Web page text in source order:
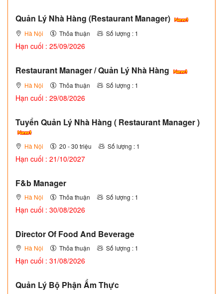
Quản Lý Nhà Hàng (Restaurant Manager)
Hà Nội Thỏa thuận Số lượng : 1
Hạn cuối : 25/09/2026
Restaurant Manager / Quản Lý Nhà Hàng
Hà Nội Thỏa thuận Số lượng : 1
Hạn cuối : 29/08/2026
Tuyển Quản Lý Nhà Hàng ( Restaurant Manager )
Hà Nội 20 - 30 triệu Số lượng : 1
Hạn cuối : 21/10/2027
F&b Manager
Hà Nội Thỏa thuận Số lượng : 1
Hạn cuối : 30/08/2026
Director Of Food And Beverage
Hà Nội Thỏa thuận Số lượng : 1
Hạn cuối : 31/08/2026
Quản Lý Bộ Phận Ẩm Thực